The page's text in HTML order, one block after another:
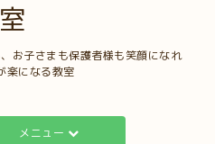
室
お子さまも保護者様も笑顔になれ
楽になる教室
メニュー